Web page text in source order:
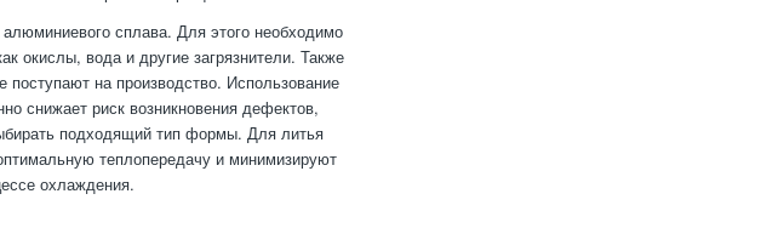
сплава. Для этого необходимо
окислы, вода и другие загрязнители. Также
на производство. Использование
снижает риск возникновения дефектов,
подходящий тип формы. Для литья
теплопередачу и минимизируют
охлаждения.